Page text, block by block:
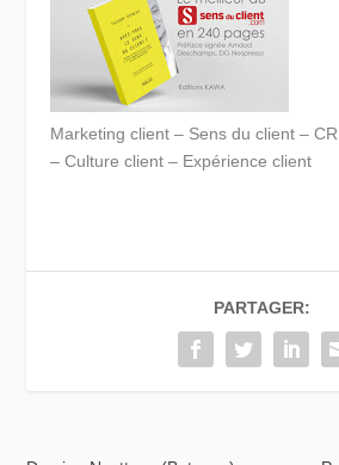
Marketing client – Sens du client –
– Culture client – Expérience client
PARTAGER: